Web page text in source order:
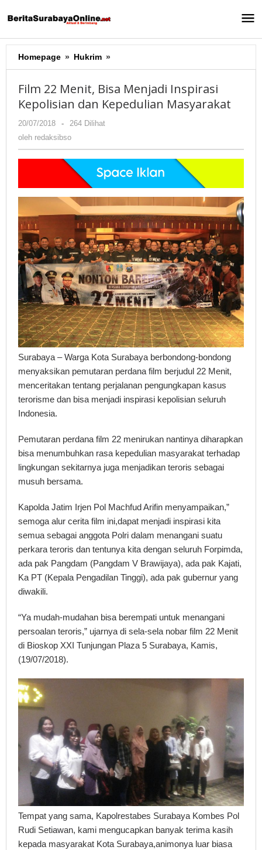
ke
Homepage » Hukrim »
22
Bisa
Menjadi
Masyarakat
Film 22 Menit, Bisa Menjadi Inspirasi
Kepolisian dan Kepedulian Masyarakat
20/07/2018
oleh
redaksibso
-
264 Dilihat
oleh redaksibso
Surabaya – Warga Kota Surabaya berbondong-bondong
menyaksikan pemutaran perdana film berjudul 22 Menit,
menceritakan tentang perjalanan pengungkapan kasus
terorisme dan bisa menjadi inspirasi kepolisian seluruh
Indonesia.
Pemutaran perdana film 22 menirukan nantinya diharapkan
bisa menumbuhkan rasa kepedulian masyarakat terhadap
lingkungan sekitarnya juga menjadikan teroris sebagai
musuh bersama.
Kapolda Jatim Irjen Pol Machfud Arifin menyampaikan,”
semoga alur cerita film ini,dapat menjadi inspirasi kita
semua sebagai anggota Polri dalam menangani suatu
perkara teroris dan tentunya kita dengan seluruh Forpimda,
ada pak Pangdam (Pangdam V Brawijaya), ada pak Kajati,
Ka PT (Kepala Pengadilan Tinggi), ada pak gubernur yang
diwakili.
“Ya mudah-mudahan bisa berempati untuk menangani
persoalan teroris,” ujarnya di sela-sela nobar film 22 Menit
di Bioskop XXI Tunjungan Plaza 5 Surabaya, Kamis,
(19/07/2018).
Tempat yang sama, Kapolrestabes Surabaya Kombes Pol
Rudi Setiawan, kami mengucapkan banyak terima kasih
kepada masyarakat Kota Surabaya,animonya luar biasa